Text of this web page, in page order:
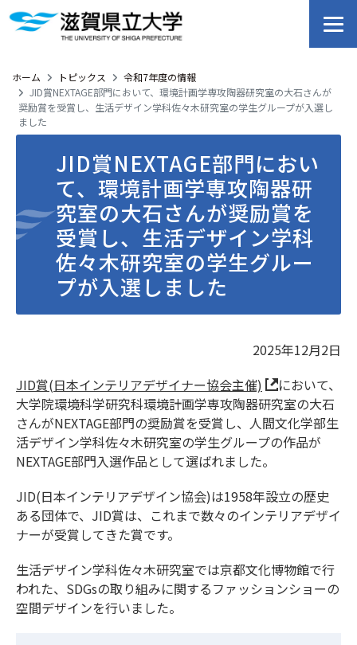
ホーム トピックス
令和7年度の情報
JID賞NEXTAGE部門において、環境計画学専攻陶器研究室の大石さんが
奨励賞を受賞し、生活デザイン学科佐々木研究室の学生グループが入選し
ました
JID賞NEXTAGE部門におい
て、環境計画学専攻陶器研
究室の大石さんが奨励賞を
受賞し、生活デザイン学科
佐々木研究室の学生グルー
プが入選しました
2025年12月2日
JID賞(日本インテリアデザイナー協会主催)
において、
大学院環境科学研究科環境計画学専攻陶器研究室の大石
さんがNEXTAGE部門の奨励賞を受賞し、人間文化学部生
活デザイン学科佐々木研究室の学生グループの作品が
NEXTAGE部門入選作品として選ばれました。
JID(日本インテリアデザイン協会)は1958年設立の歴史
ある団体で、JID賞は、これまで数々のインテリアデザイ
ナーが受賞してきた賞です。
生活デザイン学科佐々木研究室では京都文化博物館で行
われた、SDGsの取り組みに関するファッションショーの
空間デザインを行いました。